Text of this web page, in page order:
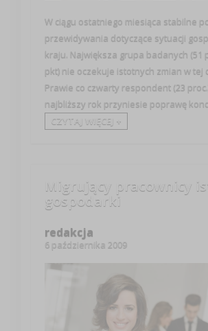
W ciągu ostatniego miesiąca stabilne
przewidywania dotyczące sytuacji
kraju. Największa grupa badanych (51
pkt) nie oczekuje istotnych zmian w tej
Prawie co czwarty respondent (23
najbliższy rok przyniesie poprawę
CZYTAJ WIĘCEJ +
Migrujący pracownicy
gospodarki
redakcja
6 października 2009